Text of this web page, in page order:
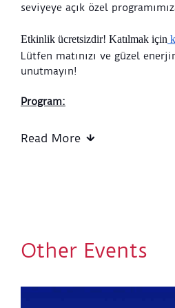
seviyeye açık özel
Etkinlik ücretsizdir! Katılmak için
Lütfen matınızı ve güzel
unutmayın!
Program:
08:00 - 09:00 CY Her Seviye -
Read More
Other Events